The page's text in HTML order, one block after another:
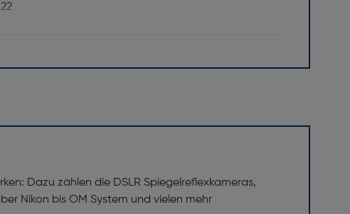
mechanischer Verschluss; 1/250 Sek.
Dazu zählen die DSLR Spiegelreflexkameras,
Nikon bis OM System und vielen mehr